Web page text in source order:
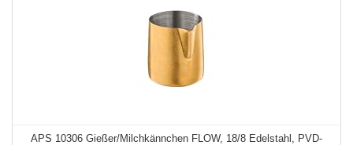
APS 10306 Gießer/Milchkännchen FLOW, 18/8 Edelstahl, PVD-